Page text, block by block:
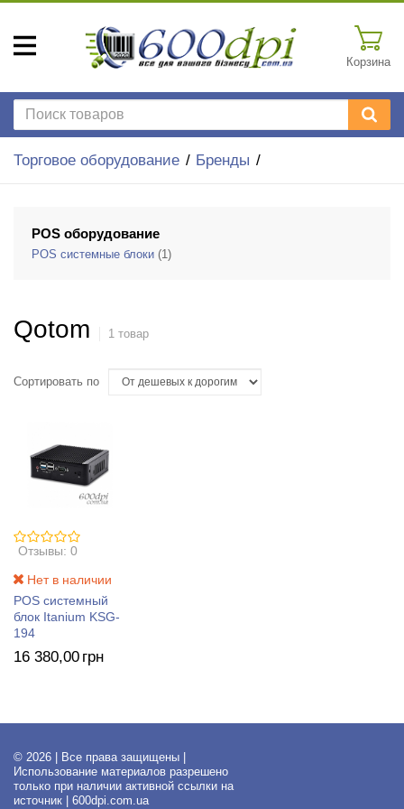
Корзина
Торговое оборудование Бренды
POS оборудование
POS системные блоки (1)
Qotom 1 товар
Сортировать по
Отзывы: 0
Нет в наличии
POS системный
блок Itanium KSG-
194
16 380,00 грн
© 2026 | Все права защищены |
Использование материалов разрешено
только при наличии активной ссылки на
источник | 600dpi.com.ua